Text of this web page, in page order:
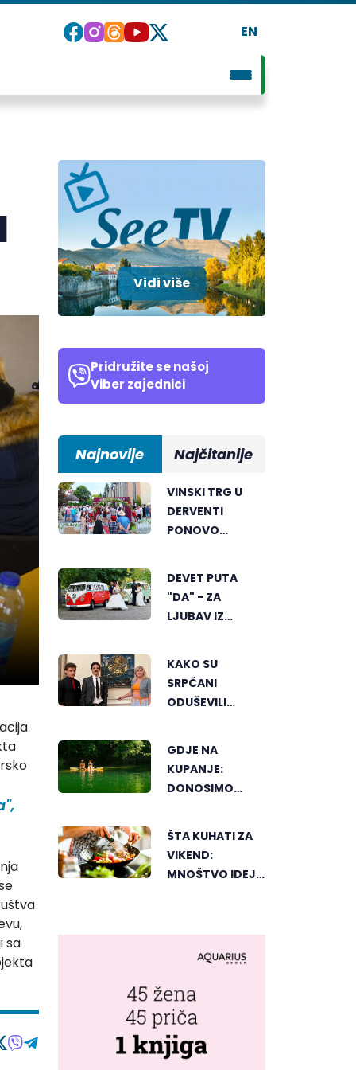
EN
sa
Vidi više
Pridružite se našoj
Viber zajednici
Najnovije Najčitanije
VINSKI TRG U
DERVENTI
PONOVO
DEVET PUTA
"DA" - ZA
LJUBAV IZ
KAKO SU
SRPČANI
ODUŠEVILI
GDJE NA
KUPANJE:
DONOSIMO
BANJALUČKIH
MJESTA ZA
OSVJEŽENJE
TEKOM LJETNIH
ŠTA KUHATI ZA
VIKEND:
MNOŠTVO IDEJA
RUČAK